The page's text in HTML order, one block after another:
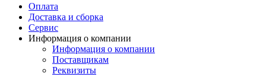
Оплата
Доставка и сборка
Сервис
Информация о компании
Информация о компании
Поставщикам
Реквизиты